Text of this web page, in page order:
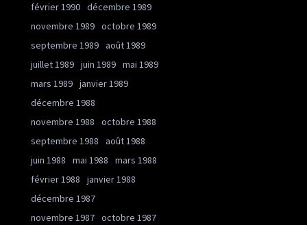
février 1990 décembre 1989
novembre 1989 octobre 1989
septembre 1989 août 1989
juillet 1989 juin 1989 mai 1989
mars 1989 janvier 1989
décembre 1988
novembre 1988
octobre 1988
septembre 1988
août 1988
juin 1988
mai 1988
mars 1988
février 1988
janvier 1988
décembre 1987
novembre 1987 octobre 1987